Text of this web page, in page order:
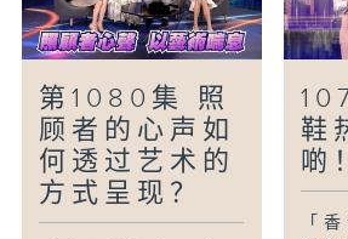
港第一」就是他对这座城市
借从事印刷业对纸张的敏锐
黑胶、极罕有的「1841
JUBILEE 1891」邮票、首
楼书。凭着对「香港第一」
这座城市最真实的民生温度
第1080集 照
顾者的心声如
何透过艺术的
方式呈现？
鞋
啲
「